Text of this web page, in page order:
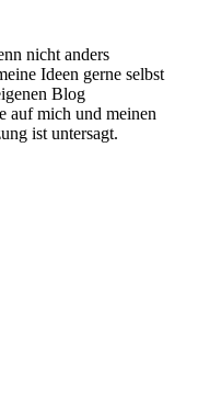
nicht anders
Ideen gerne selbst
Blog
auf mich und meinen
ist untersagt.